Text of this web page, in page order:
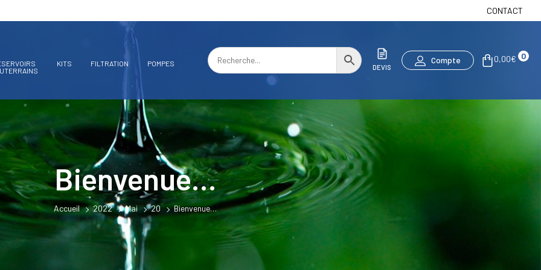
CONTACT
KITS FILTRATION POMPES DEVIS
Compte 0,00€ 0
Bienvenue…
Accueil 2022 Mai 20 Bienvenue…